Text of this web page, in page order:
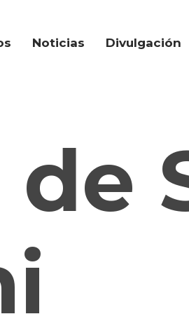
Noticias Divulgación
de